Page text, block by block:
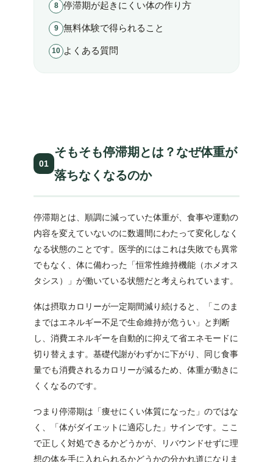
停滞期が起きにくい体の作り方
無料体験で得られること
よくある質問
01
そもそも停滞期とは？なぜ体重が
落ちなくなるのか
停滞期とは、順調に減っていた体重が、食事や運動の
内容を変えていないのに数週間にわたって変化しなく
なる状態のことです。医学的にはこれは失敗でも異常
でもなく、体に備わった「恒常性維持機能（ホメオス
タシス）」が働いている状態だと考えられています。
体は摂取カロリーが一定期間減り続けると、「このま
まではエネルギー不足で生命維持が危うい」と判断
し、消費エネルギーを自動的に抑えて省エネモードに
切り替えます。基礎代謝がわずかに下がり、同じ食事
量でも消費されるカロリーが減るため、体重が動きに
くくなるのです。
つまり停滞期は「痩せにくい体質になった」のではな
く、「体がダイエットに適応した」サインです。ここ
で正しく対処できるかどうかが、リバウンドせずに理
想の体を手に入れられるかどうかの分かれ道になりま